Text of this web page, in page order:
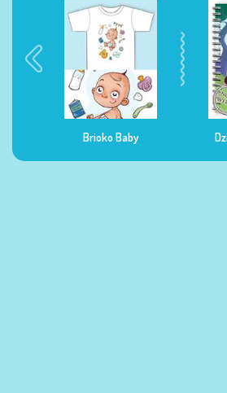
Dzienniczek ciąży